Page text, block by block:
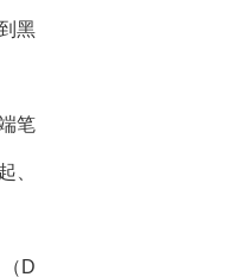
黑
笔
、
D